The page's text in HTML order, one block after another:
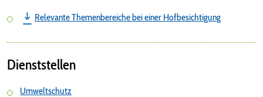
Relevante Themenbereiche bei einer Hofbesichtigung
Dienststellen
Umweltschutz